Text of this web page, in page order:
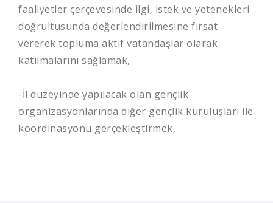
faaliyetler çerçevesinde ilgi, istek ve yetenekleri
doğrultusunda değerlendirilmesine fırsat
vererek topluma aktif vatandaşlar olarak
katılmalarını sağlamak,
-İl düzeyinde yapılacak olan gençlik
organizasyonlarında diğer gençlik kuruluşları ile
koordinasyonu gerçekleştirmek,